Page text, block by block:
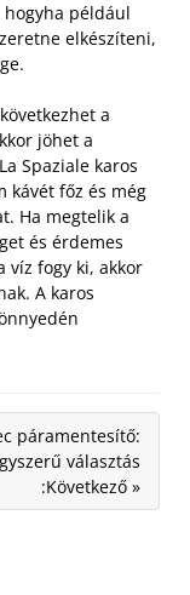
például
elkészíteni,
a
jöhet a
Spaziale karos
kávét főz és még
Ha megtelik a
és érdemes
víz fogy ki, akkor
A karos
páramentesítő:
választás
:Következő »